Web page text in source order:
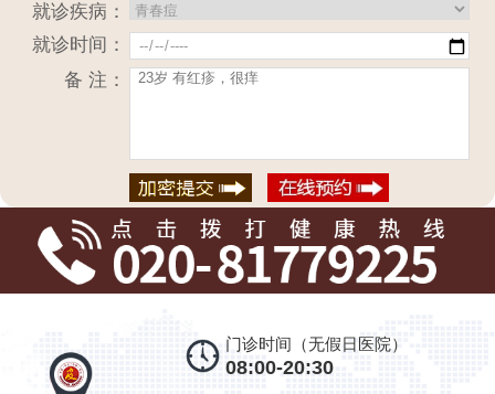
就诊疾病：
就诊时间：
备 注：
门诊时间（无假日医院）
08:00-20:30